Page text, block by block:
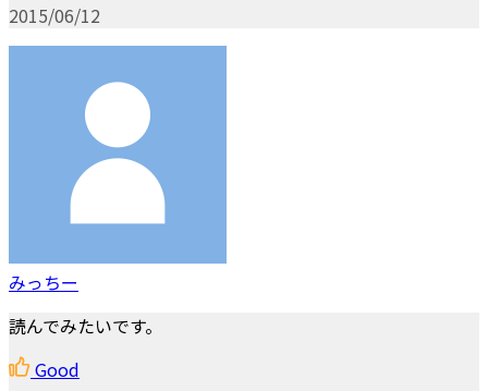
2015/06/12
みっちー
読んでみたいです。
Good